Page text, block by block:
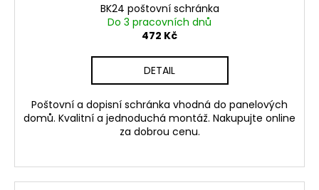
BK24 poštovní schránka
Do 3 pracovních dnů
472 Kč
DETAIL
Poštovní a dopisní schránka vhodná do panelových
domů. Kvalitní a jednoduchá montáž. Nakupujte online
za dobrou cenu.